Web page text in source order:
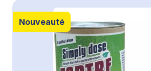
Nouveauté